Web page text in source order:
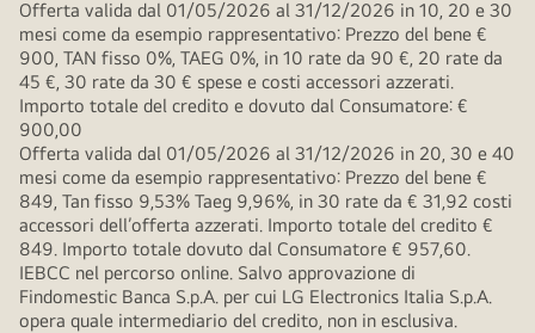
Offerta valida dal 01/05/2026 al 31/12/2026 in 10, 20 e 30
mesi come da esempio rappresentativo: Prezzo del bene €
900, TAN fisso 0%, TAEG 0%, in 10 rate da 90 €, 20 rate da
45 €, 30 rate da 30 € spese e costi accessori azzerati.
Importo totale del credito e dovuto dal Consumatore: €
900,00
Offerta valida dal 01/05/2026 al 31/12/2026 in 20, 30 e 40
mesi come da esempio rappresentativo: Prezzo del bene €
849, Tan fisso 9,53% Taeg 9,96%, in 30 rate da € 31,92 costi
accessori dell’offerta azzerati. Importo totale del credito €
849. Importo totale dovuto dal Consumatore € 957,60.
IEBCC nel percorso online. Salvo approvazione di
Findomestic Banca S.p.A. per cui LG Electronics Italia S.p.A.
opera quale intermediario del credito, non in esclusiva.